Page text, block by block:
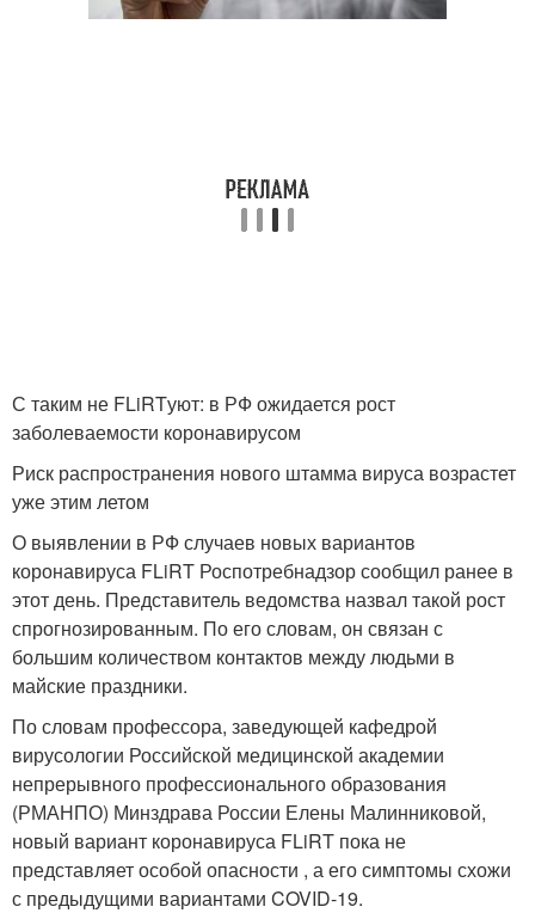
С таким не FLiRTуют: в РФ ожидается рост
заболеваемости коронавирусом
Риск распространения нового штамма вируса возрастет
уже этим летом
О выявлении в РФ случаев новых вариантов
коронавируса FLiRT Роспотребнадзор сообщил ранее в
этот день. Представитель ведомства назвал такой рост
спрогнозированным. По его словам, он связан с
большим количеством контактов между людьми в
майские праздники.
По словам профессора, заведующей кафедрой
вирусологии Российской медицинской академии
непрерывного профессионального образования
(РМАНПО) Минздрава России Елены Малинниковой,
новый вариант коронавируса FLiRT пока не
представляет особой опасности , а его симптомы схожи
с предыдущими вариантами COVID-19.